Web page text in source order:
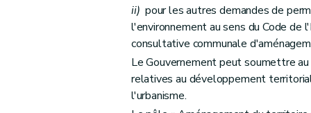
Section 2 Destination et prescriptions
Art. DII22
Art. DII23
Art. DII24
Art. DII25
Art. DII26
ii) pour les autres demandes de
l'environnement au sens du Code de
consultative communale
Le Gouvernement peut soumettre
relatives au développement
l'urbanisme.